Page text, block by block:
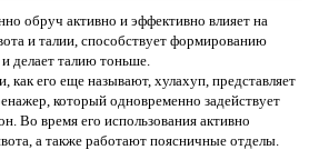
обруч активно и эффективно влияет на
и талии, способствует формированию
делает талию тоньше.
как его еще называют, хулахуп, представляет
который одновременно задействует
Во время его использования активно
а также работают поясничные отделы.